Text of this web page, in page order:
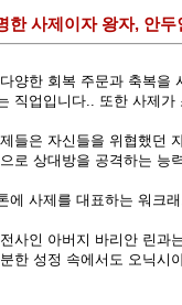
한 사제이자 왕자, 안두
양한 회복 주문과 축복을
직업입니다.. 또한 사제
들은 자신들을 위협했던
로 상대방을 공격하는 능
에 사제를 대표하는 워크
사인 아버지 바리안 린과
한 성정 속에서도 오닉시